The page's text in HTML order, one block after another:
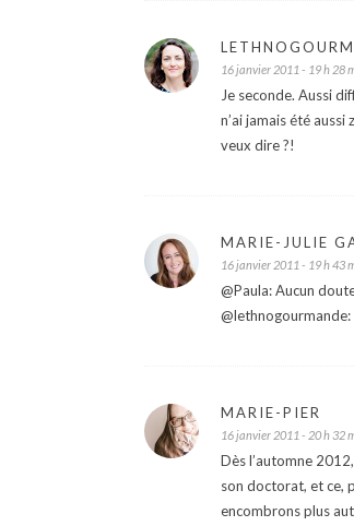
16 janvier 2011 - 19 h 28
Je seconde. Aussi
n’ai jamais été
veux dire ?!
MARIE-JULIE
16 janvier 2011 - 19 h 43
@Paula: Aucun
@lethnogourmande:
MARIE-PIER
16 janvier 2011 - 20 h 32
Dès l’automne
son doctorat, et ce,
encombrons plus